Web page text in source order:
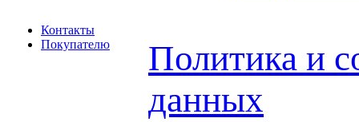
Контакты
Покупателю
Политика и
данных